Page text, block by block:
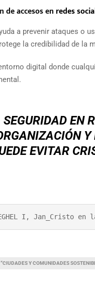
de accesos en redes
a prevenir ataques o
la credibilidad de la
digital donde
SEGURIDAD EN
Y
EVITAR
I, Jan_Cristo
Y COMUNIDADES